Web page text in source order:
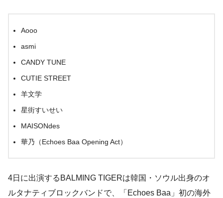
Aooo
asmi
CANDY TUNE
CUTIE STREET
羊文学
星街すいせい
MAISONdes
華乃（Echoes Baa Opening Act）
4日に出演するBALMING TIGERは韓国・ソウル出身のオ
ルタナティブロックバンドで、「Echoes Baa」初の海外